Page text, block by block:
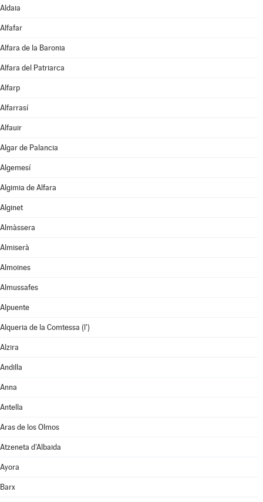
Aldaia
Alfafar
Alfara de la Baronia
Alfara del Patriarca
Alfarp
Alfarrasí
Alfauir
Algar de Palancia
Algemesí
Algimia de Alfara
Alginet
Almàssera
Almiserà
Almoines
Almussafes
Alpuente
Alqueria de la Comtessa (l')
Alzira
Andilla
Anna
Antella
Aras de los Olmos
Atzeneta d'Albaida
Ayora
Barx